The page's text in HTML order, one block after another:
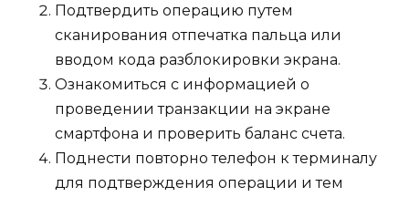
Подтвердить операцию путем
сканирования отпечатка пальца или
вводом кода разблокировки экрана.
Ознакомиться с информацией о
проведении транзакции на экране
смартфона и проверить баланс счета.
Поднести повторно телефон к терминалу
для подтверждения операции и тем